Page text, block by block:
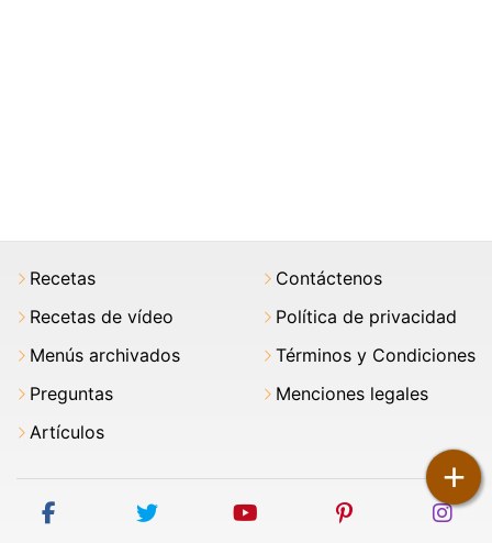
+
Recetas
Recetas de vídeo
Menús archivados
Preguntas
Artículos
Contáctenos
Política de privacidad
Términos y Condiciones
Menciones legales
facebook twitter youtube pinterest